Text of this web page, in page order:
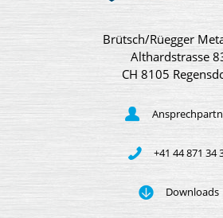
Brütsch/Rüegger
Althardstrasse
CH 8105
+41 44 871 34
Downloads